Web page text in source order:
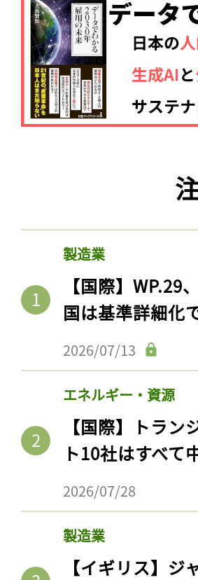
製造業
【国際】
国は基準詳細化
2026/07/13
エネルギー・資源
【国際】トラ
ト10社はすべて
2026/07/28
製造業
【イギリス】